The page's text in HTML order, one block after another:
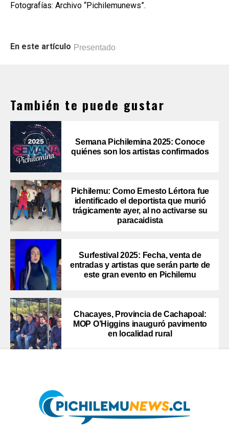
Fotografías: Archivo “Pichilemunews”.
En este artículo Presentado
También te puede gustar
Semana Pichilemina 2025: Conoce
quiénes son los artistas confirmados
Pichilemu: Como Ernesto Lértora fue
identificado el deportista que murió
trágicamente ayer, al no activarse su
paracaidista
Surfestival 2025: Fecha, venta de
entradas y artistas que serán parte de
este gran evento en Pichilemu
Chacayes, Provincia de Cachapoal:
MOP O’Higgins inauguró pavimento
en localidad rural